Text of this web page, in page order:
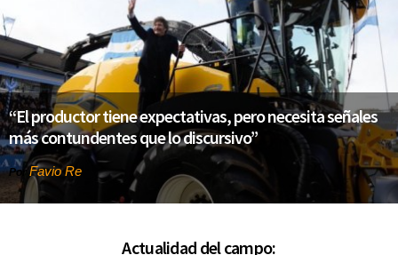
“El productor tiene expectativas, pero necesita señales
más contundentes que lo discursivo”
Por Favio Re
Actualidad del campo: